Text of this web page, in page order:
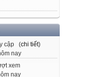
cập (chi tiết)
nay
xem
nay